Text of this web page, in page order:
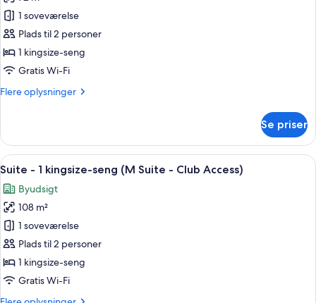
byudsigt
Junior-
suite
-
1
seng
(Club
Access)
1 soveværelse
Plads til 2 personer
1 kingsize-seng
Gratis Wi-Fi
Flere oplysninger
Flere
suite
1
seng
balkon
(Club
Access)
Se priser
Indlæs
alle
billeder
af
Suite
-
1
kingsize-
Et hotelværelse med en stor seng,
19
Suite - 1 kingsize-seng (M Suite - Club Access)
Byudsigt
108 m²
1 soveværelse
Plads til 2 personer
1 kingsize-seng
Gratis Wi-Fi